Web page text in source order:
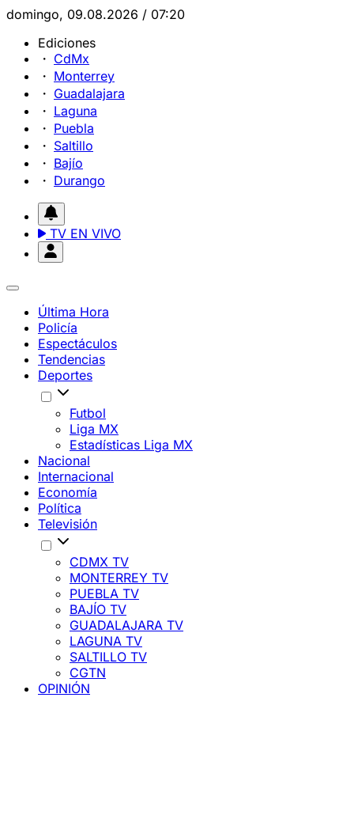
domingo, 09.08.2026 / 07:20
Ediciones
CdMx
Monterrey
Guadalajara
Laguna
Puebla
Saltillo
Bajío
Durango
TV EN VIVO
Última Hora
Policía
Espectáculos
Tendencias
Deportes
Futbol
Liga MX
Estadísticas Liga MX
Nacional
Internacional
Economía
Política
Televisión
CDMX TV
MONTERREY TV
PUEBLA TV
BAJÍO TV
GUADALAJARA TV
LAGUNA TV
SALTILLO TV
CGTN
OPINIÓN